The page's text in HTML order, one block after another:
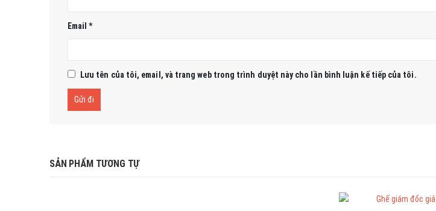
Email*
Lưu tên của tôi, email, và trang web trong trình duyệt này cho lần bình luận kế tiếp của tôi.
SẢN PHẨM TƯƠNG TỰ